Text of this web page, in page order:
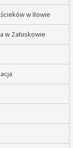
w Iłowie
w Załuskowie